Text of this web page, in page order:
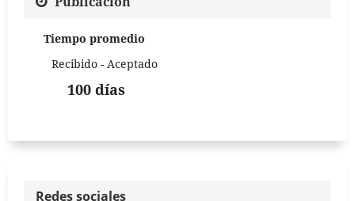
Tiempo promedio
Recibido - Aceptado
100 días
Redes sociales